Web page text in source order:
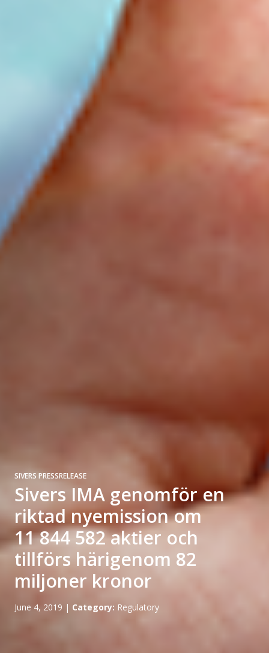
SIVERS PRESSRELEASE
Sivers IMA genomför en
riktad nyemission om
11 844 582 aktier och
tillförs härigenom 82
miljoner kronor
June 4, 2019 | Category: Regulatory